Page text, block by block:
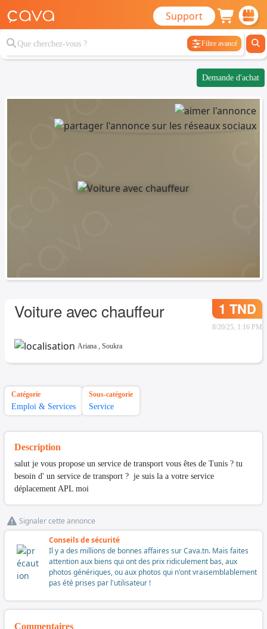
Support
Filtre avancé
Demande d'achat
Voiture avec chauffeur 1 TND
8/20/25, 1:16 PM
Ariana , Soukra
Catégorie
Emploi & Services
Sous-catégorie
Service
Description
salut je vous propose un service de transport vous êtes de Tunis ? tu
besoin d' un service de transport ? je suis la a votre service
déplacement APL moi
Signaler cette annonce
Conseils de sécurité
Il y a des millions de bonnes affaires sur Cava.tn. Mais faites
attention aux biens qui ont des prix ridiculement bas, aux
photos génériques, ou aux photos qui n'ont vraisemblablement
pas été prises par l'utilisateur !
Commentaires